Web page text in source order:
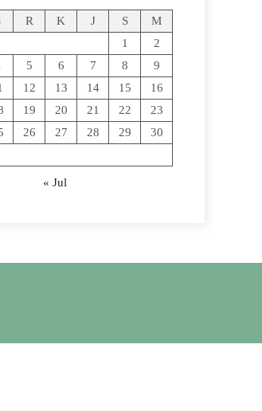
R K J S
M
1
2
5 6 7 8
9
12 13 14 15
16
19 20 21 22
23
26 27 28 29
30
« Jul